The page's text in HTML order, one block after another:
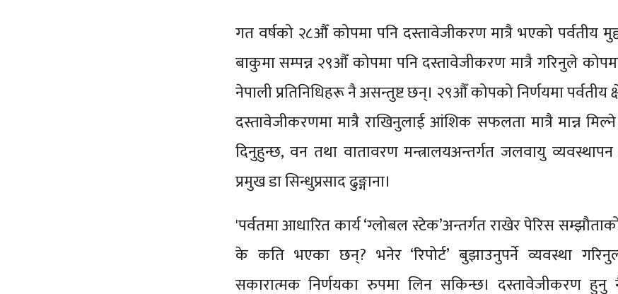
गत वर्षको २८औँ कोपमा पनि दस्तावेजीकरण मात्रै भएको पर्वतीय
बाकुमा सम्पन्न २९औँ कोपमा पनि दस्तावेजीकरण मात्रै गरिनुले
नेपाली प्रतिनिधिहरू नै असन्तुष्ट छन्। २९औँ कोपको निर्णयमा पर्वतीय
दस्तावेजीकरणमा मात्रै राखिनुलाई आंशिक सफलता मात्रै मान्न मिल्ने
दिनुहुन्छ, वन तथा वातावरण मन्त्रालयअन्तर्गत जलवायु
प्रमुख डा सिन्धुप्रसाद ढुङ्गाना।
'पर्वतमा आधारित कार्य ‘ग्लोबल स्टेक’अन्तर्गत राखेर पेरिस
के कति भएका छन्? भनेर ‘रिपोर्ट’ बुझाउनुपर्ने व्यवस्था
सकारात्मक निर्णयका रुपमा लिन सकिन्छ। दस्तावेजीकरण हुनु